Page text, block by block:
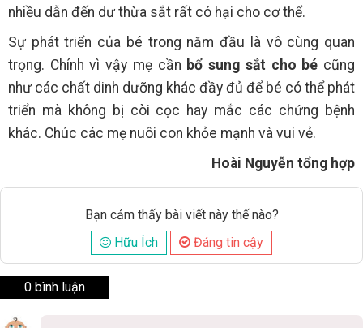
nhiều dẫn đến dư thừa sắt rất có hại cho cơ thể.
Sự phát triển của bé trong năm đầu là vô cùng quan
trọng. Chính vì vậy mẹ cần bổ sung sắt cho bé cũng
như các chất dinh dưỡng khác đầy đủ để bé có thể phát
triển mà không bị còi cọc hay mắc các chứng bệnh
khác. Chúc các mẹ nuôi con khỏe mạnh và vui vẻ.
Hoài Nguyễn tổng hợp
Bạn cảm thấy bài viết này thế nào?
Hữu Ích
Đáng tin cậy
0 bình luận